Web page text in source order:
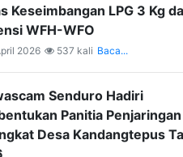
Keseimbangan LPG 3 Kg
WFH-WFO
2026 537 kali Baca...
Senduro Hadiri
Panitia Penjaringan
Desa Kandangtepus